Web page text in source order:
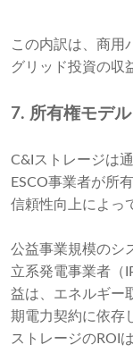
この内訳は、商用
グリッド投資の収
7. 所有権モデ
C&Iストレージは
ESCO事業者が所
信頼性向上によっ
公益事業規模のシ
立系発電事業者（
益は、エネルギー
期電力契約に依存
ストレージのROI